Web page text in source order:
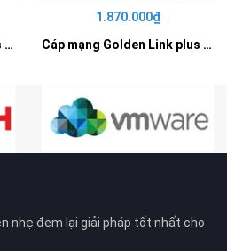
Cáp mạng Golden Link plus FTP Cat 5e Đồng Nguyên Chất Chống Nhiễu(màu xanh lơ)
1.870.000₫
Cáp mạng Golden Link plus UTP Cat 5e Đồng Nguyên Chất (màu xám)
nhẹ đem lại giải pháp tốt nhất cho